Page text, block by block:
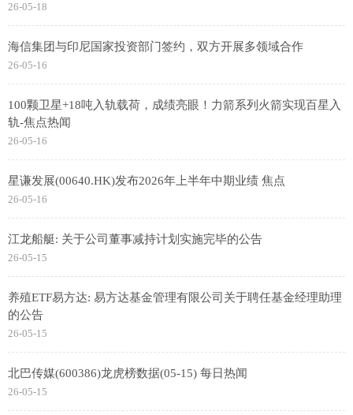
26-05-18
海信集团与印尼国家投资部门签约，双方开展多领域合作
26-05-16
100颗卫星+18吨入轨载荷，成绩亮眼！力箭系列火箭实现百星入
轨-焦点热闻
26-05-16
星谦发展(00640.HK)发布2026年上半年中期业绩 焦点
26-05-16
江龙船艇: 关于公司董事减持计划实施完毕的公告
26-05-15
养殖ETF易方达: 易方达基金管理有限公司关于聘任基金经理助理
的公告
26-05-15
北巴传媒(600386)龙虎榜数据(05-15) 每日热闻
26-05-15